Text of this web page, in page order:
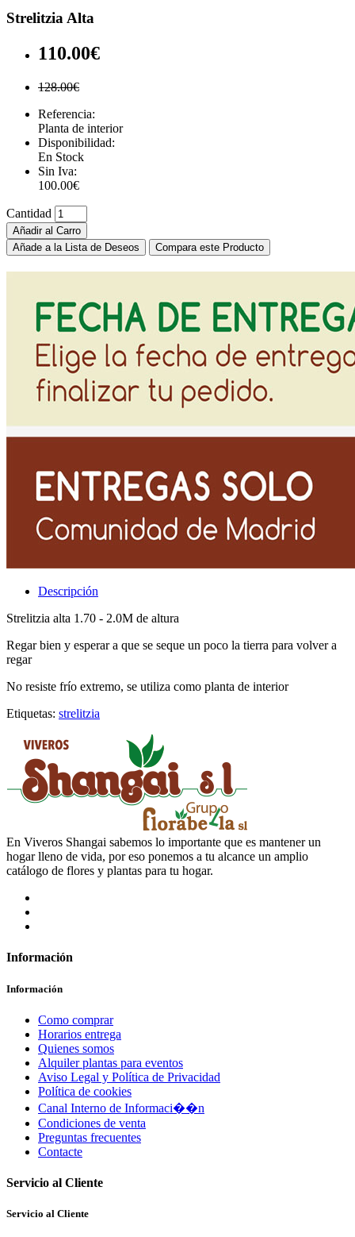
Strelitzia Alta
110.00€
128.00€
Referencia:
Planta de interior
Disponibilidad:
En Stock
Sin Iva:
100.00€
Cantidad
Añadir al Carro
Añade a la Lista de Deseos
Compara este Producto
Descripción
Strelitzia alta 1.70 - 2.0M de altura
Regar bien y esperar a que se seque un poco la tierra para volver a
regar
No resiste frío extremo, se utiliza como planta de interior
Etiquetas: strelitzia
En Viveros Shangai sabemos lo importante que es mantener un
hogar lleno de vida, por eso ponemos a tu alcance un amplio
catálogo de flores y plantas para tu hogar.
Información
Información
Como comprar
Horarios entrega
Quienes somos
Alquiler plantas para eventos
Aviso Legal y Política de Privacidad
Política de cookies
Canal Interno de Informaci��n
Condiciones de venta
Preguntas frecuentes
Contacte
Servicio al Cliente
Servicio al Cliente